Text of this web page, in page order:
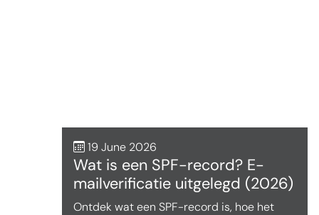
19 June 2026
Wat is een SPF-record? E-
mailverificatie uitgelegd (2026)
Ontdek wat een SPF-record is, hoe het